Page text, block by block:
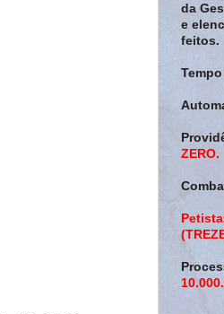
da
e
feitos.
ZERO.